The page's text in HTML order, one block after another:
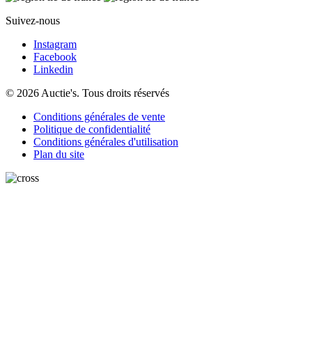
Suivez-nous
Instagram
Facebook
Linkedin
© 2026 Auctie's. Tous droits réservés
Conditions générales de vente
Politique de confidentialité
Conditions générales d'utilisation
Plan du site